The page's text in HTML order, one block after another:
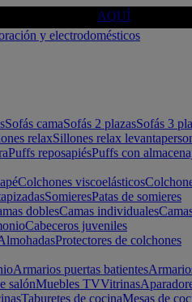
AQUÍ
Sofás camaSofás 2 plazasSofás 3
relaxSillones relax
Puffs reposapiésPuffs con
Colchones viscoelásticos
SomieresPatas de somieres
doblesCamas individuales
Cabeceros juveniles
Protectores de colchones
Armarios puertas batientes
salónMuebles TVVitrinas
Taburetes de cocinaMesas de